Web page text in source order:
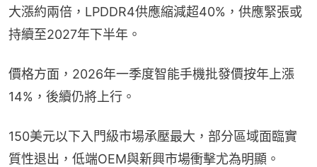
大漲約兩倍，LPDDR4供應縮減超40%，供應緊張或
持續至2027年下半年。
價格方面，2026年一季度智能手機批發價按年上漲
14%，後續仍將上行。
150美元以下入門級市場承壓最大，部分區域面臨實
質性退出，低端OEM與新興市場衝擊尤為明顯。